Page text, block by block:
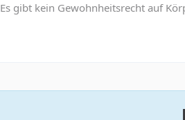
Es gibt kein Gewohnheitsrecht auf